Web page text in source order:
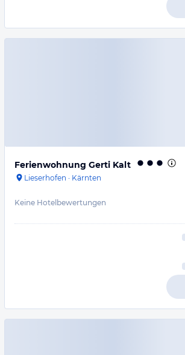
Ferienwohnung Gerti Kalt
Lieserhofen · Kärnten
Keine Hotelbewertungen